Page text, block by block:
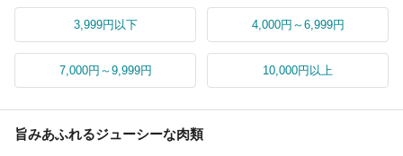
3,999円以下 4,000円～6,999円
7,000円～9,999円 10,000円以上
旨みあふれるジューシーな肉類